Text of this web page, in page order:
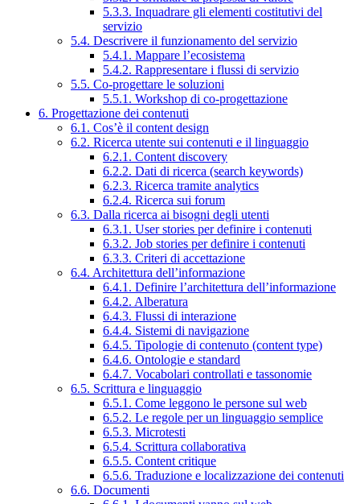
5.3.3. Inquadrare gli elementi costitutivi del
servizio
5.4. Descrivere il funzionamento del servizio
5.4.1. Mappare l’ecosistema
5.4.2. Rappresentare i flussi di servizio
5.5. Co-progettare le soluzioni
5.5.1. Workshop di co-progettazione
6. Progettazione dei contenuti
6.1. Cos’è il content design
6.2. Ricerca utente sui contenuti e il linguaggio
6.2.1. Content discovery
6.2.2. Dati di ricerca (search keywords)
6.2.3. Ricerca tramite analytics
6.2.4. Ricerca sui forum
6.3. Dalla ricerca ai bisogni degli utenti
6.3.1. User stories per definire i contenuti
6.3.2. Job stories per definire i contenuti
6.3.3. Criteri di accettazione
6.4. Architettura dell’informazione
6.4.1. Definire l’architettura dell’informazione
6.4.2. Alberatura
6.4.3. Flussi di interazione
6.4.4. Sistemi di navigazione
6.4.5. Tipologie di contenuto (content type)
6.4.6. Ontologie e standard
6.4.7. Vocabolari controllati e tassonomie
6.5. Scrittura e linguaggio
6.5.1. Come leggono le persone sul web
6.5.2. Le regole per un linguaggio semplice
6.5.3. Microtesti
6.5.4. Scrittura collaborativa
6.5.5. Content critique
6.5.6. Traduzione e localizzazione dei contenuti
6.6. Documenti